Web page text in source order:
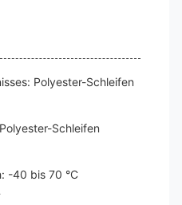
Polyester-Schleifen
Schleifen
-40 bis 70 °C